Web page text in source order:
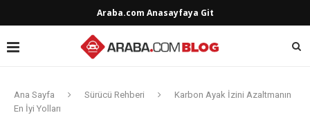
Araba.com Anasayfaya Git
Ana Sayfa Sürücü Rehberi
Karbon Ayak İzini Azaltmanın
En İyi Yolları